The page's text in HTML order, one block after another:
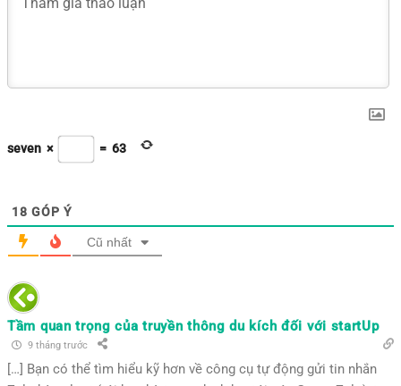
seven × = 63
18 GÓP Ý
Cũ nhất
Tầm quan trọng của truyền thông du kích đối với startUp
9 tháng trước
[…] Bạn có thể tìm hiểu kỹ hơn về công cụ tự động gửi tin nhắn